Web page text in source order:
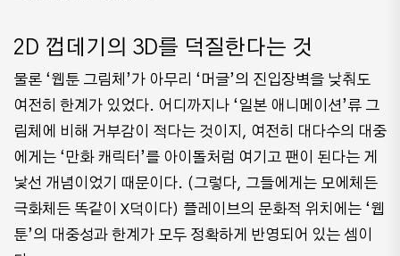
2D 껍데기의 3D를 덕질한다는 것
물론 ‘웹툰 그림체’가 아무리 ‘머글’의 진입장벽을 낮춰도
여전히 한계가 있었다. 어디까지나 ‘일본 애니메이션’류 그
림체에 비해 거부감이 적다는 것이지, 여전히 대다수의 대중
에게는 ‘만화 캐릭터’를 아이돌처럼 여기고 팬이 된다는 게
낯선 개념이었기 때문이다. (그렇다, 그들에게는 모에체든
극화체든 똑같이 X덕이다) 플레이브의 문화적 위치에는 ‘웹
툰’의 대중성과 한계가 모두 정확하게 반영되어 있는 셈이